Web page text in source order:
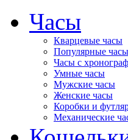
Часы
Кварцевые часы
Популярные часы
Часы с
Умные часы
Мужские часы
Женские часы
Коробки и
Механические